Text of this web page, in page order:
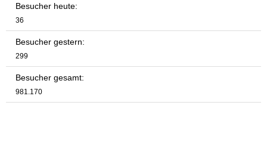
Besucher heute:
36
Besucher gestern:
299
Besucher gesamt:
981.170